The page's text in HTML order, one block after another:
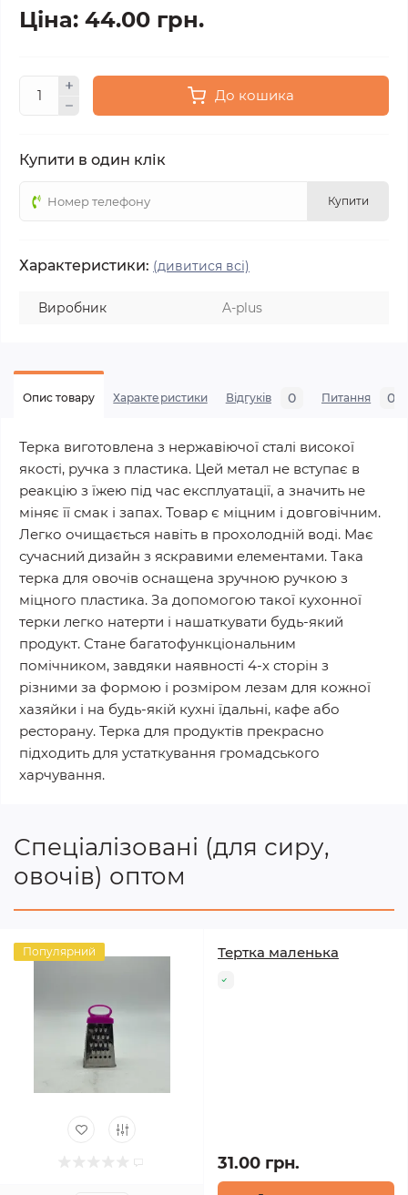
Ціна: 44.00 грн.
До кошика
Купити в один клік
Купити
Характеристики: (дивитися всі)
Виробник A-plus
Опис товару Характеристики Відгуків 0 Питання 0
Терка виготовлена з нержавіючої сталі високої
якості, ручка з пластика. Цей метал не вступає в
реакцію з їжею під час експлуатації, а значить не
міняє її смак і запах. Товар є міцним і довговічним.
Легко очищається навіть в прохолодній воді. Має
сучасний дизайн з яскравими елементами. Така
терка для овочів оснащена зручною ручкою з
міцного пластика. За допомогою такої кухонної
терки легко натерти і нашаткувати будь-який
продукт. Стане багатофункціональним
помічником, завдяки наявності 4-х сторін з
різними за формою і розміром лезам для кожної
хазяйки і на будь-якій кухні їдальні, кафе або
ресторану. Терка для продуктів прекрасно
підходить для устаткування громадського
харчування.
Спеціалізовані (для сиру,
овочів) оптом
Популярний Тертка маленька
31.00 грн.